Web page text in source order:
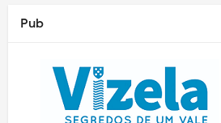
Pub